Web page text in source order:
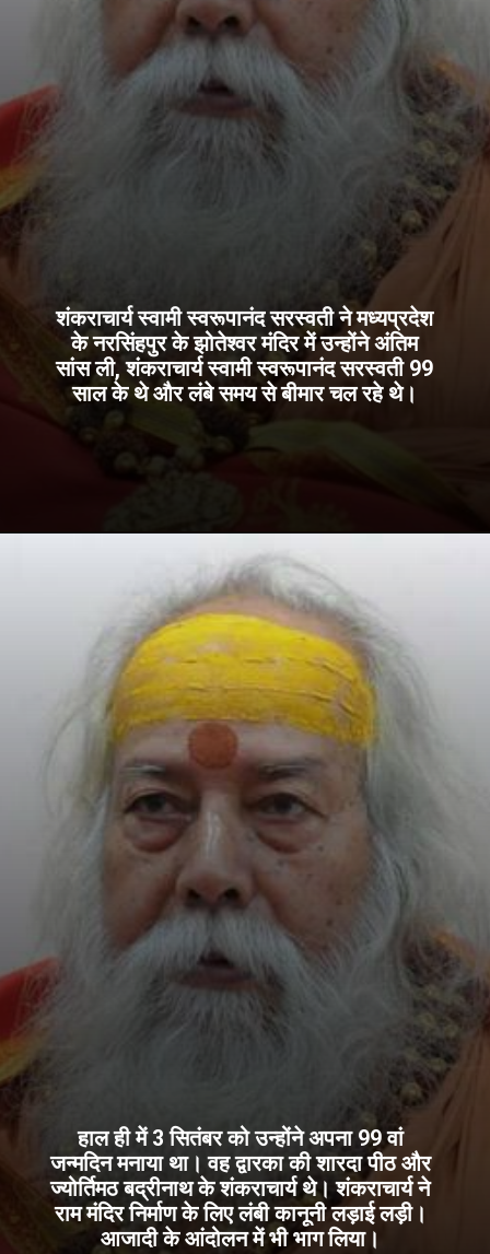
शंकराचार्य स्वामी स्वरूपानंद सरस्वती ने मध्यप्रदेश
के नरसिंहपुर के झोतेश्वर मंदिर में उन्होंने अंतिम
सांस ली, शंकराचार्य स्वामी स्वरूपानंद सरस्वती 99
साल के थे और लंबे समय से बीमार चल रहे थे।
हाल ही में 3 सितंबर को उन्होंने अपना 99 वां
जन्मदिन मनाया था। वह द्वारका की शारदा पीठ और
ज्योर्तिमठ बद्रीनाथ के शंकराचार्य थे। शंकराचार्य ने
राम मंदिर निर्माण के लिए लंबी कानूनी लड़ाई लड़ी।
आजादी के आंदोलन में भी भाग लिया।